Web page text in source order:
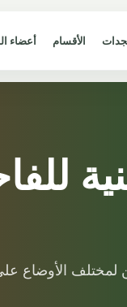
الأقسام أعضاء
الأوضاع على